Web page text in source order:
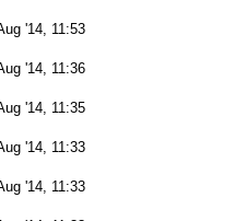
'14, 11:53
'14, 11:36
'14, 11:35
'14, 11:33
'14, 11:33